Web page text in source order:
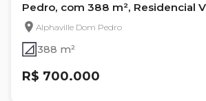
Pedro, com 388 m², Residencial
Alphaville Dom Pedro
388 m²
R$ 700.000